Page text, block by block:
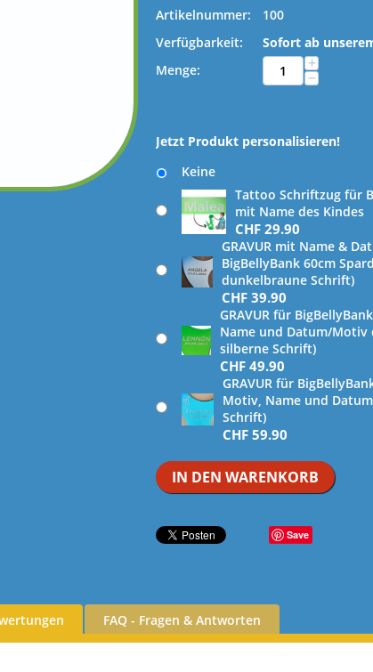
Artikelnummer:
100
Verfügbarkeit:
Sofort ab
Menge:
+
−
Jetzt Produkt personalisieren!
Keine
Tattoo Schriftzug für
mit Name des Kindes
CHF29.90
GRAVUR mit Name &
BigBellyBank 60cm
dunkelbraune Schrift)
CHF 39.90
GRAVUR für
Name und Datum/Motiv
silberne Schrift)
CHF 49.90
GRAVUR für
Motiv, Name und
Schrift)
CHF 59.90
IN DEN WARENKORB
Save
FAQ - Fragen & Antworten